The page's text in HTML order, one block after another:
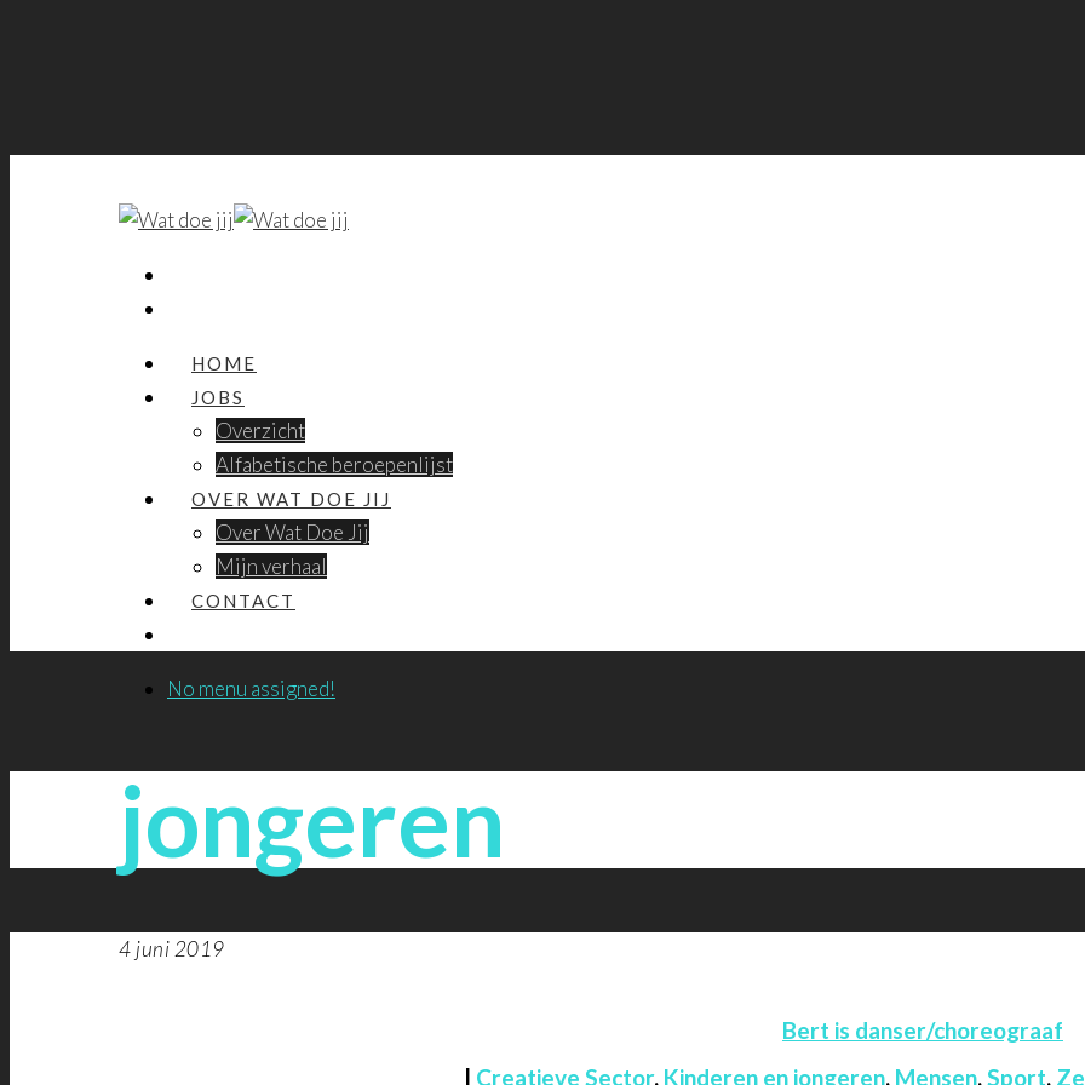
HOME
JOBS
Overzicht
Alfabetische beroepenlijst
OVER WAT DOE JIJ
Over Wat Doe Jij
Mijn verhaal
CONTACT
No menu assigned!
jongeren
4 juni 2019
Bert is danser/choreograaf
| Creatieve Sector, Kinderen en jongeren, Mensen,Sport,